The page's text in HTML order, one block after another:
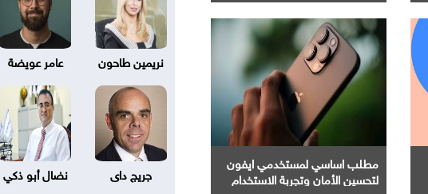
مطلب اساسي لمستخدمي ايفون
لتحسين الأمان وتجربة الاستخدام
نريمين طاحون عامر عويضة
جريج داى نضال أبو ذكي